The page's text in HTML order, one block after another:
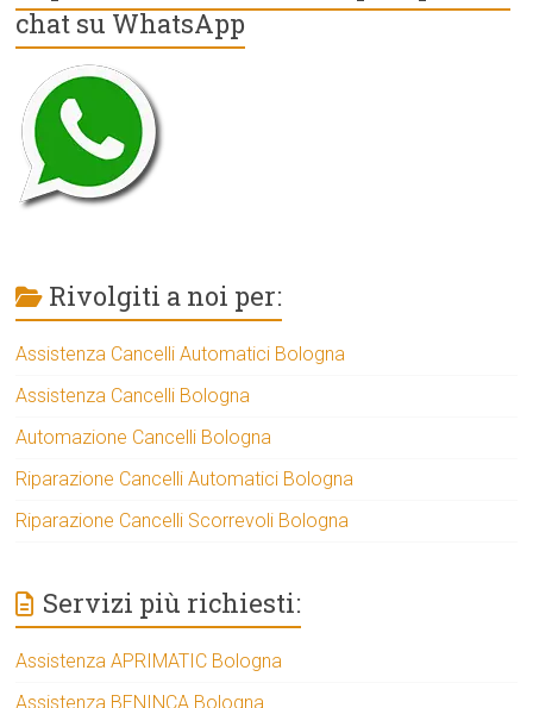
chat su WhatsApp
Rivolgiti a noi per:
Assistenza Cancelli Automatici Bologna
Assistenza Cancelli Bologna
Automazione Cancelli Bologna
Riparazione Cancelli Automatici Bologna
Riparazione Cancelli Scorrevoli Bologna
Servizi più richiesti:
Assistenza APRIMATIC Bologna
Assistenza BENINCA Bologna